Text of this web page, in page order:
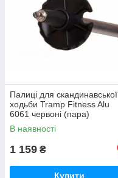
Палиці для скандинавської
ходьби Tramp Fitness Alu
6061 червоні (пара)
В наявності
1 159 ₴
Купити